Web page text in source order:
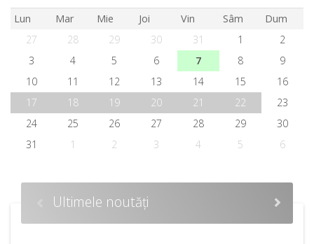
Lun Mar Mie Joi Vin Sâm
Dum
27
28 29 30 31 1
2
3
4 5 6 7 8
9
10
11 12 13 14 15
16
17
18 19 20 21 22
23
24
25 26 27 28 29
30
31
1 2 3 4 5 6
Ultimele noutăți